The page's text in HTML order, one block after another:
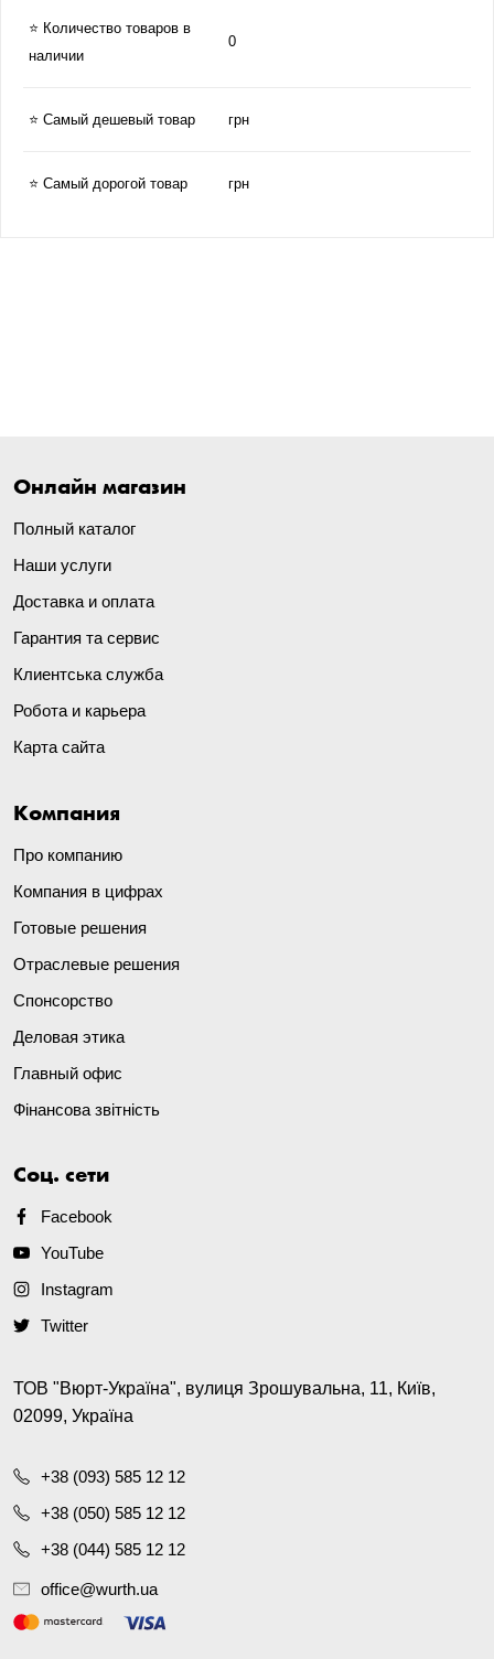
⭐ Количество товаров в
наличии
0
⭐ Самый дешевый товар грн
⭐ Самый дорогой товар грн
Онлайн магазин
Полный каталог
Наши услуги
Доставка и оплата
Гарантия та сервис
Клиентська служба
Робота и карьера
Карта сайта
Компания
Про компанию
Компания в цифрах
Готовые решения
Отраслевые решения
Спонсорство
Деловая этика
Главный офис
Фінансова звітність
Соц. сети
Facebook
YouTube
Instagram
Twitter
ТОВ "Вюрт-Україна", вулиця Зрошувальна, 11, Київ,
02099, Україна
+38 (093) 585 12 12
+38 (050) 585 12 12
+38 (044) 585 12 12
office@wurth.ua